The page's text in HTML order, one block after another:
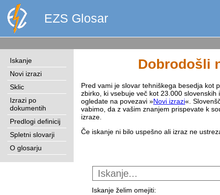
EZS Glosar
Iskanje
Novi izrazi
Sklic
Izrazi po
dokumentih
Predlogi definicij
Spletni slovarji
O glosarju
Dobrodošli
Pred vami je slovar tehniškega besedja kot
zbirko, ki vsebuje več kot 23.000
ogledate na povezavi »Novi izrazi«.
vabimo, da z vašim znanjem prispevate k
izraze.
Če iskanje ni bilo uspešno ali izraz ne
Iskanje želim omejiti: